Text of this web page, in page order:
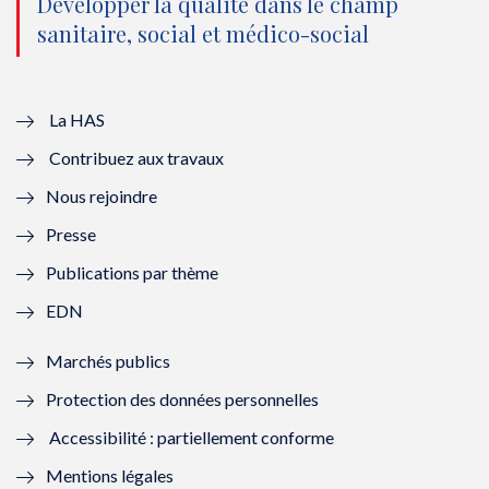
u
l
l
f
n
ê
t
o
e
e
n
ê
u
ê
t
o
ê
sanitaire, social et médico-social
La HAS
Contribuez aux travaux
Nous rejoindre
Presse
Publications par thème
EDN
Marchés publics
Protection des données personnelles
Accessibilité : partiellement conforme
Mentions légales